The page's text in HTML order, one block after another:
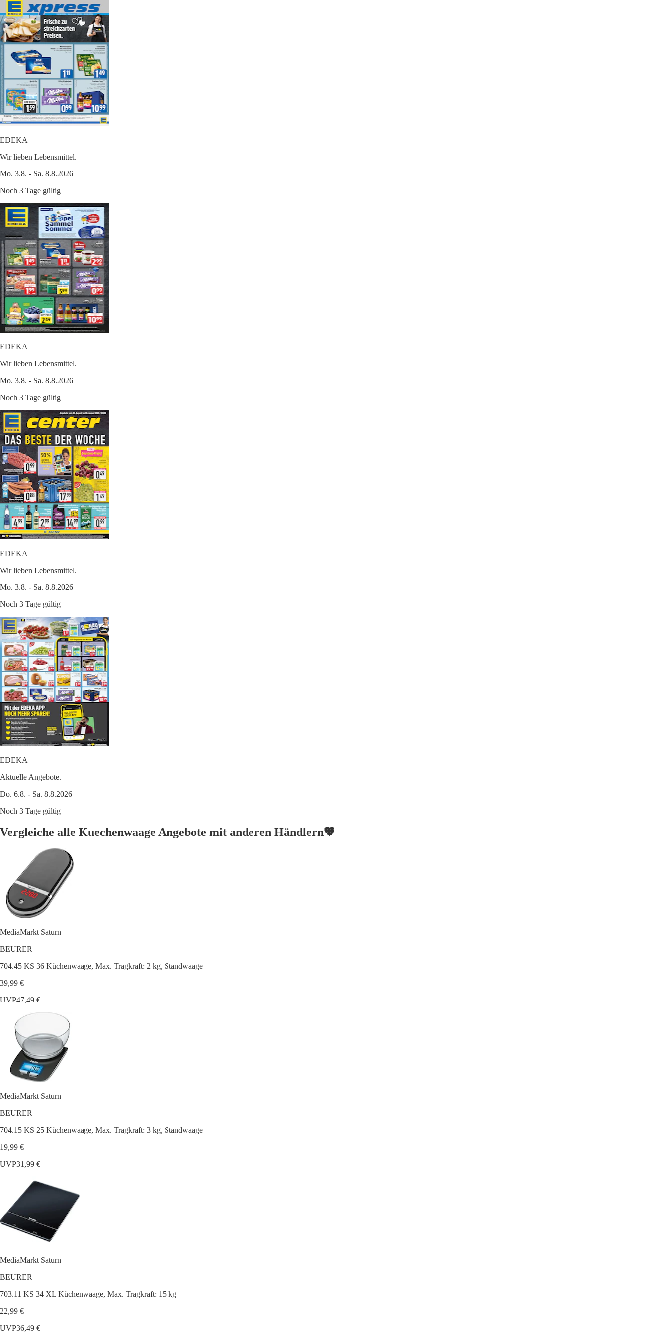
EDEKA
Wir lieben Lebensmittel.
Mo. 3.8. - Sa. 8.8.2026
Noch 3 Tage gültig
EDEKA
Wir lieben Lebensmittel.
Mo. 3.8. - Sa. 8.8.2026
Noch 3 Tage gültig
EDEKA
Wir lieben Lebensmittel.
Mo. 3.8. - Sa. 8.8.2026
Noch 3 Tage gültig
EDEKA
Aktuelle Angebote.
Do. 6.8. - Sa. 8.8.2026
Noch 3 Tage gültig
Vergleiche alle Kuechenwaage Angebote mit anderen Händlern🧡
MediaMarkt Saturn
BEURER
704.45 KS 36 Küchenwaage, Max. Tragkraft: 2 kg, Standwaage
39,99 €
UVP47,49 €
MediaMarkt Saturn
BEURER
704.15 KS 25 Küchenwaage, Max. Tragkraft: 3 kg, Standwaage
19,99 €
UVP31,99 €
MediaMarkt Saturn
BEURER
703.11 KS 34 XL Küchenwaage, Max. Tragkraft: 15 kg
22,99 €
UVP36,49 €